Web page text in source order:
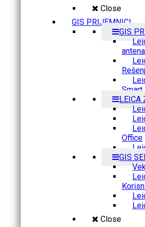
Close
GIS PRIJEMNICI
GIS
antena
Smart
LEICA
Office
GIS
Close